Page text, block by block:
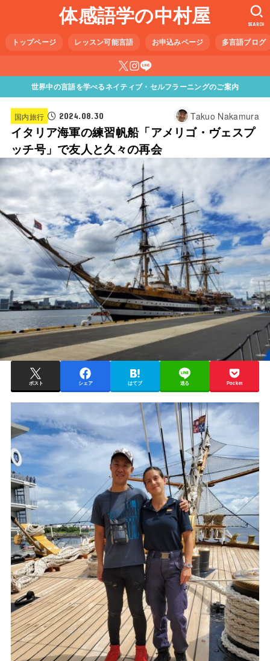
体感語学の中村屋
トップページ レッスン可能言語 お申込みページ 多言語ブログ
SEARCH
世界中の言語を学べるネイティブ・セルフラーニングのご案内
国内旅行 2024.08.30 Takuo Nakamura
イタリア海軍の練習帆船「アメリゴ・ヴェスプ
ッチ号」で友人と久々の再会
ポスト シェア はてブ 送る Pocket